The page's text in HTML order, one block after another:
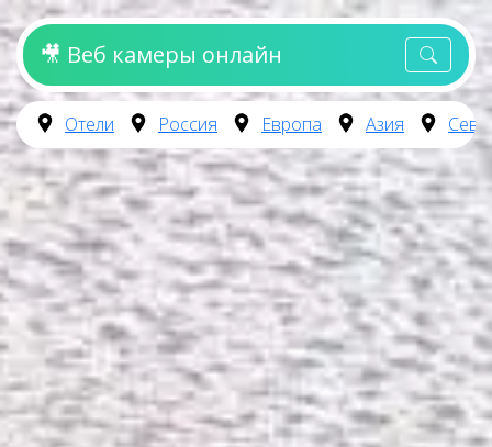
🎥 Веб камеры онлайн
Отели Россия Европа Азия